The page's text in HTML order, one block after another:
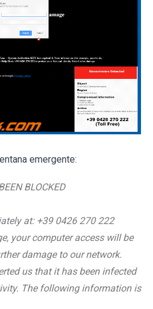
emergente:
BLOCKED
at: +39 0426 270 222
your computer access will be
damage to our network.
us that it has been infected
The following information is